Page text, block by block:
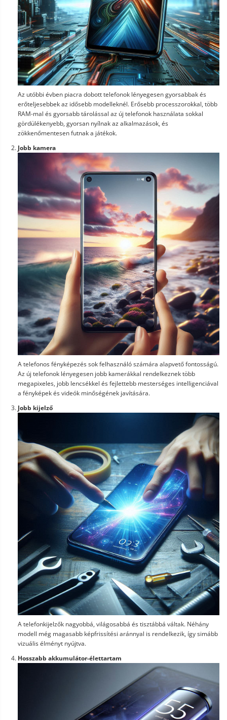
Az utóbbi évben piacra dobott telefonok lényegesen gyorsabbak és
erőteljesebbek az idősebb modelleknél. Erősebb processzorokkal, több
RAM-mal és gyorsabb tárolással az új telefonok használata sokkal
gördülékenyebb, gyorsan nyílnak az alkalmazások, és
zökkenőmentesen futnak a játékok.
Jobb kamera
A telefonos fényképezés sok felhasználó számára alapvető fontosságú.
Az új telefonok lényegesen jobb kamerákkal rendelkeznek több
megapixeles, jobb lencsékkel és fejlettebb mesterséges intelligenciával
a fényképek és videók minőségének javítására.
Jobb kijelző
A telefonkijelzők nagyobbá, világosabbá és tisztábbá váltak. Néhány
modell még magasabb képfrissítési aránnyal is rendelkezik, így simább
vizuális élményt nyújtva.
Hosszabb akkumulátor-élettartam